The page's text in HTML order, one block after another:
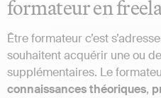
formateur en
Être formateur c’est
souhaitent acquérir une ou
supplémentaires. Le
connaissancesthéoriques,